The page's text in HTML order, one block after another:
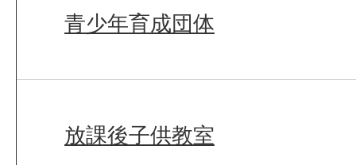
青少年育成団体
放課後子供教室